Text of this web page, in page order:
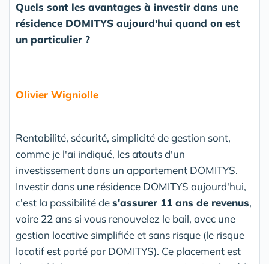
Quels sont les avantages à investir dans une
résidence DOMITYS aujourd'hui quand on est
un particulier ?
Olivier Wigniolle
Rentabilité, sécurité, simplicité de gestion sont,
comme je l'ai indiqué, les atouts d'un
investissement dans un appartement DOMITYS.
Investir dans une résidence DOMITYS aujourd'hui,
c'est la possibilité des'assurer 11 ans de revenus,
voire 22 ans si vous renouvelez le bail, avec une
gestion locative simplifiée et sans risque (le risque
locatif est porté par DOMITYS). Ce placement est